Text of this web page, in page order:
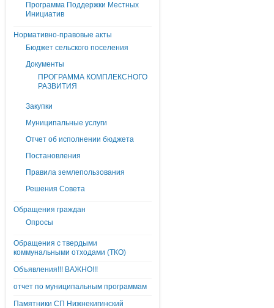
Программа Поддержки Местных
Инициатив
Нормативно-правовые акты
Бюджет сельского поселения
Документы
ПРОГРАММА КОМПЛЕКСНОГО
РАЗВИТИЯ
Закупки
Муниципальные услуги
Отчет об исполнении бюджета
Постановления
Правила землепользования
Решения Совета
Обращения граждан
Опросы
Обращения с твердыми
коммунальными отходами (ТКО)
Объявления!!! ВАЖНО!!!
отчет по муниципальным программам
Памятники СП Нижнекигинский